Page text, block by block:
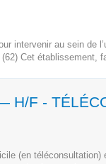
intervenir au sein de
Cet établissement,
(en téléconsultation)